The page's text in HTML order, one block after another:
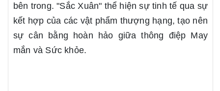
bên trong. "Sắc Xuân" thể hiện sự tinh tế qua sự
kết hợp của các vật phẩm thượng hạng, tạo nên
sự cân bằng hoàn hảo giữa thông điệp May
mắn và Sức khỏe.